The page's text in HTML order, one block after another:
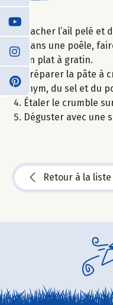
Hacher l’ail pelé
Dans une poêle,
un plat à gratin.
Préparer la pâte à
thym, du sel et du
Étaler le crumble
Déguster avec une
Retour à la liste